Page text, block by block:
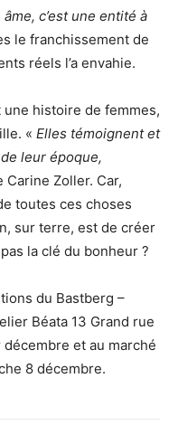
c’est une entité à
le franchissement de
réels l’a envahie.
une histoire de femmes,
« Elles témoignent et
leur époque,
Carine Zoller. Car,
toutes ces choses
sur terre, est de créer
la clé du bonheur ?
du Bastberg –
Béata 13 Grand rue
et au marché
8 décembre.